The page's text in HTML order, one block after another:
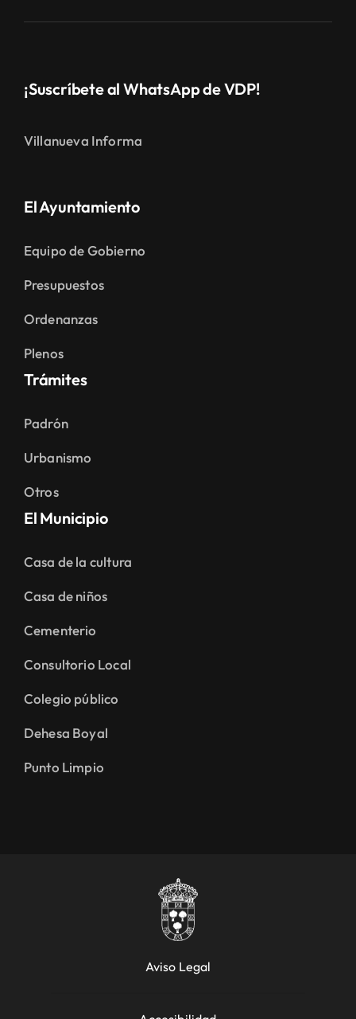
¡Suscríbete al WhatsApp de VDP!
Villanueva Informa
El Ayuntamiento
Equipo de Gobierno
Presupuestos
Ordenanzas
Plenos
Trámites
Padrón
Urbanismo
Otros
El Municipio
Casa de la cultura
Casa de niños
Cementerio
Consultorio Local
Colegio público
Dehesa Boyal
Punto Limpio
Aviso Legal